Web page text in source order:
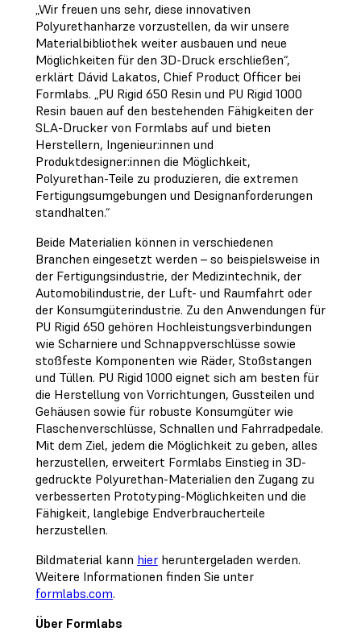
„Wir freuen uns sehr, diese innovativen
Polyurethanharze vorzustellen, da wir unsere
Materialbibliothek weiter ausbauen und neue
Möglichkeiten für den 3D-Druck erschließen“,
erklärt Dávid Lakatos, Chief Product Officer bei
Formlabs. „PU Rigid 650 Resin und PU Rigid 1000
Resin bauen auf den bestehenden Fähigkeiten der
SLA-Drucker von Formlabs auf und bieten
Herstellern, Ingenieur:innen und
Produktdesigner:innen die Möglichkeit,
Polyurethan-Teile zu produzieren, die extremen
Fertigungsumgebungen und Designanforderungen
standhalten.“
Beide Materialien können in verschiedenen
Branchen eingesetzt werden – so beispielsweise in
der Fertigungsindustrie, der Medizintechnik, der
Automobilindustrie, der Luft- und Raumfahrt oder
der Konsumgüterindustrie. Zu den Anwendungen für
PU Rigid 650 gehören Hochleistungsverbindungen
wie Scharniere und Schnappverschlüsse sowie
stoßfeste Komponenten wie Räder, Stoßstangen
und Tüllen. PU Rigid 1000 eignet sich am besten für
die Herstellung von Vorrichtungen, Gussteilen und
Gehäusen sowie für robuste Konsumgüter wie
Flaschenverschlüsse, Schnallen und Fahrradpedale.
Mit dem Ziel, jedem die Möglichkeit zu geben, alles
herzustellen, erweitert Formlabs Einstieg in 3D-
gedruckte Polyurethan-Materialien den Zugang zu
verbesserten Prototyping-Möglichkeiten und die
Fähigkeit, langlebige Endverbraucherteile
herzustellen.
Bildmaterial kann hier heruntergeladen werden.
Weitere Informationen finden Sie unter
formlabs.com.
Über Formlabs